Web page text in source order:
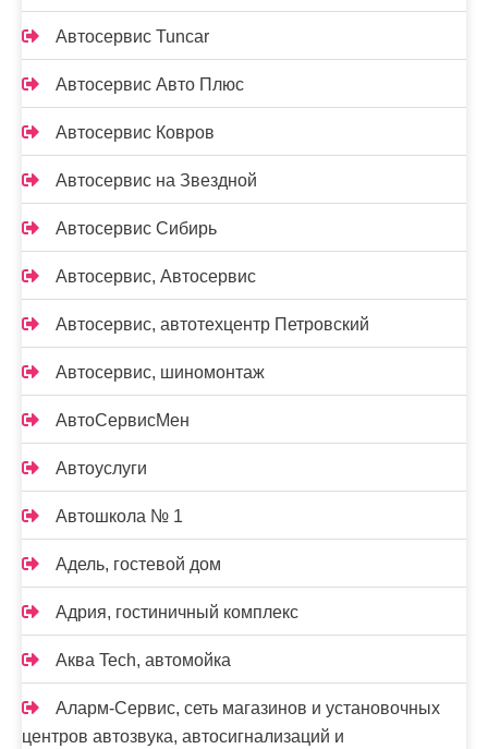
Автосервис Tuncar
Автосервис Авто Плюс
Автосервис Ковров
Автосервис на Звездной
Автосервис Сибирь
Автосервис, Автосервис
Автосервис, автотехцентр Петровский
Автосервис, шиномонтаж
АвтоСервисМен
Автоуслуги
Автошкола № 1
Адель, гостевой дом
Адрия, гостиничный комплекс
Аква Tech, автомойка
Аларм-Сервис, сеть магазинов и установочных
центров автозвука, автосигнализаций и